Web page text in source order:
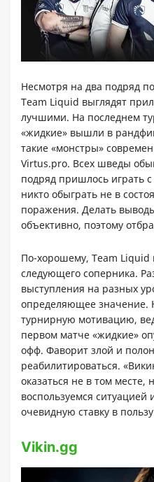
Несмотря на два подряд
Team Liquid выглядят
лучшими. На последнем
«жидкие» вышли в
такие «монстры»
Virtus.pro. Всех шведы
подряд пришлось играть
никто обыграть не в
поражения. Делать
объективно, поэтому
По-хорошему, Team
следующего соперника.
выступления на разных
определяющее значение.
турнирную мотивацию,
первом матче «жидкие»
офф. Фаворит злой и
реабилитироваться.
оказаться не в том месте,
воспользуемся ситуацией
очевидную ставку в
Vikin.gg